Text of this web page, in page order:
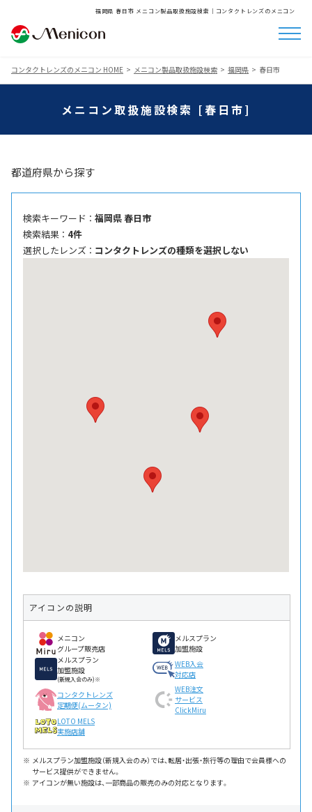
福岡県 春日市 メニコン製品取扱施設検索│コンタクトレンズのメニコン
コンタクトレンズのメニコン HOME メニコン製品取扱施設検索 福岡県 春日市
メニコン取扱施設検索 [春日市]
都道府県から探す
検索キーワード ： 福岡県 春日市
検索結果 ： 4件
選択したレンズ ： コンタクトレンズの種類を選択しない
アイコンの説明
メニコン
グループ販売店
メルスプラン
加盟施設
メルスプラン
加盟施設
(新規入会のみ)※
WEB入会
対応店
コンタクトレンズ
定期便(ムータン)
WEB注文
サービス
ClickMiru
LOTO MELS
実施店舗
メルスプラン加盟施設（新規入会のみ）では、転居・出張・旅行等の理由で会員様への
サービス提供ができません。
アイコンが無い施設は、一部商品の販売のみの対応となります。